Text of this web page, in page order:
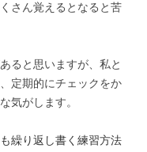
さん覚えるとなると苦
ると思いますが、私と
定期的にチェックをか
気がします。
繰り返し書く練習方法